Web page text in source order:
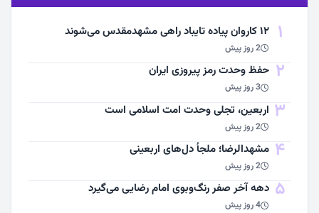
1 ۱۲ کاروان پیاده تایباد راهی مشهدمقدس می‌شوند
2 روز پیش
2 حفظ وحدت رمز پیروزی ایران
3 روز پیش
3 اربعین، تجلی وحدت امت اسلامی است
2 روز پیش
4 مشهد‌الرضا؛ ملجأ دل‌های اربعینی
2 روز پیش
5 دهه آخر صفر رنگ‌وبوی امام رضایی می‌گیرد
4 روز پیش